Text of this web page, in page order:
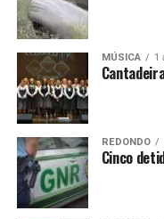
MÚSICA 1
REDONDO
Cinco